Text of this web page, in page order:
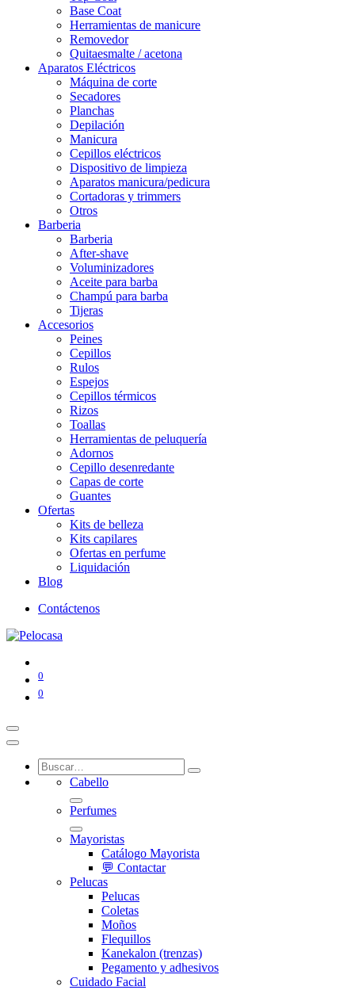
Base Coat
Herramientas de manicure
Removedor
Quitaesmalte / acetona
Aparatos Eléctricos
Máquina de corte
Secadores
Planchas
Depilación
Manicura
Cepillos eléctricos
Dispositivo de limpieza
Aparatos manicura/pedicura
Cortadoras y trimmers
Otros
Barberia
Barberia
After-shave
Voluminizadores
Aceite para barba
Champú para barba
Tijeras
Accesorios
Peines
Cepillos
Rulos
Espejos
Cepillos térmicos
Rizos
Toallas
Herramientas de peluquería
Adornos
Cepillo desenredante
Capas de corte
Guantes
Ofertas
Kits de belleza
Kits capilares
Ofertas en perfume
Liquidación
Blog
Contáctenos
0
0
Cabello
Perfumes
Mayoristas
Catálogo Mayorista
💬 Contactar
Pelucas
Pelucas
Coletas
Moños
Flequillos
Kanekalon (trenzas)
Pegamento y adhesivos
Cuidado Facial